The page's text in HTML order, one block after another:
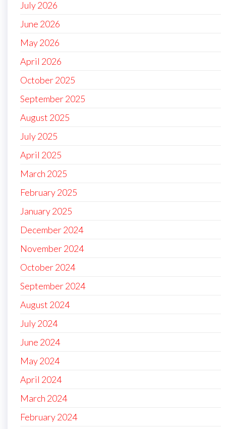
July 2026
June 2026
May 2026
April 2026
October 2025
September 2025
August 2025
July 2025
April 2025
March 2025
February 2025
January 2025
December 2024
November 2024
October 2024
September 2024
August 2024
July 2024
June 2024
May 2024
April 2024
March 2024
February 2024